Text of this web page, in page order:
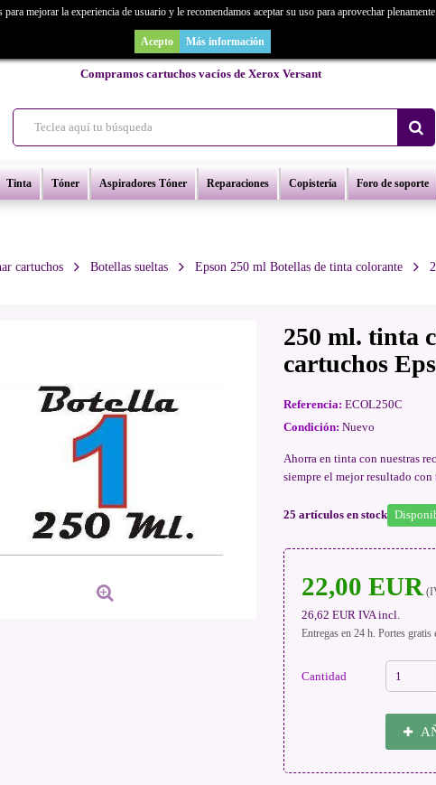
un repuesto de copiadora o buscas una de ocasión y no la encuentras? Consúltanos.
Compramos cartuchos vacíos de Xerox Versant
Tinta Tóner Aspiradores Tóner Reparaciones Copistería Foro de soporte
mejorar la experiencia de usuario y le recomendamos aceptar su uso para aprovechar
Acepto Más información
cartuchos Botellas sueltas Epson 250 ml Botellas de tinta colorante
250 ml. tinta
cartuchos
Referencia: ECOL250C
Condición: Nuevo
Ahorra en tinta con nuestras
siempre el mejor resultado con
25 artículos en stock
22,00 EUR
26,62 EUR IVA incl.
Entregas en 24 h. Portes
Cantidad